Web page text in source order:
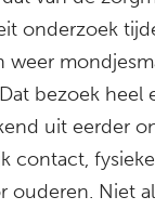
onderzoek
weer
bezoek heel
uit eerder
contact,
ouderen. Niet